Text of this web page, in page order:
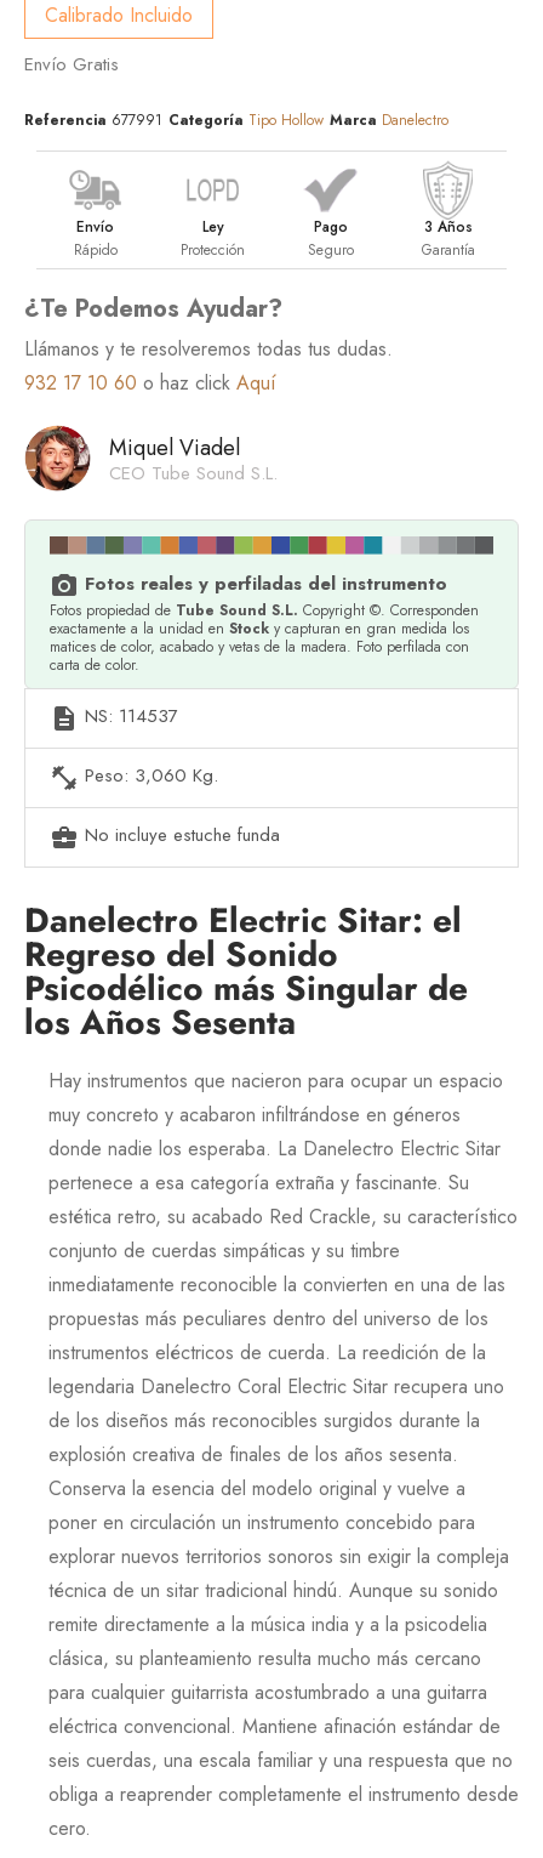
Calibrado Incluido
Envío Gratis
Referencia 677991 Categoría Tipo Hollow Marca Danelectro
Envío
Rápido
Ley
Protección
Pago
Seguro
3 Años
Garantía
¿Te Podemos Ayudar?
Llámanos y te resolveremos todas tus dudas.
932 17 10 60 o haz click Aquí
Miquel Viadel
CEO Tube Sound S.L.
photo_camera Fotos reales y perfiladas del instrumento
Fotos propiedad de Tube Sound S.L. Copyright ©. Corresponden
exactamente a la unidad en Stock y capturan en gran medida los
matices de color, acabado y vetas de la madera. Foto perfilada con
carta de color.
description NS: 114537
fitness_center Peso: 3,060 Kg.
business_center No incluye estuche funda
Danelectro Electric Sitar: el
Regreso del Sonido
Psicodélico más Singular de
los Años Sesenta
Hay instrumentos que nacieron para ocupar un espacio
muy concreto y acabaron infiltrándose en géneros
donde nadie los esperaba. La Danelectro Electric Sitar
pertenece a esa categoría extraña y fascinante. Su
estética retro, su acabado Red Crackle, su característico
conjunto de cuerdas simpáticas y su timbre
inmediatamente reconocible la convierten en una de las
propuestas más peculiares dentro del universo de los
instrumentos eléctricos de cuerda. La reedición de la
legendaria Danelectro Coral Electric Sitar recupera uno
de los diseños más reconocibles surgidos durante la
explosión creativa de finales de los años sesenta.
Conserva la esencia del modelo original y vuelve a
poner en circulación un instrumento concebido para
explorar nuevos territorios sonoros sin exigir la compleja
técnica de un sitar tradicional hindú. Aunque su sonido
remite directamente a la música india y a la psicodelia
clásica, su planteamiento resulta mucho más cercano
para cualquier guitarrista acostumbrado a una guitarra
eléctrica convencional. Mantiene afinación estándar de
seis cuerdas, una escala familiar y una respuesta que no
obliga a reaprender completamente el instrumento desde
cero.